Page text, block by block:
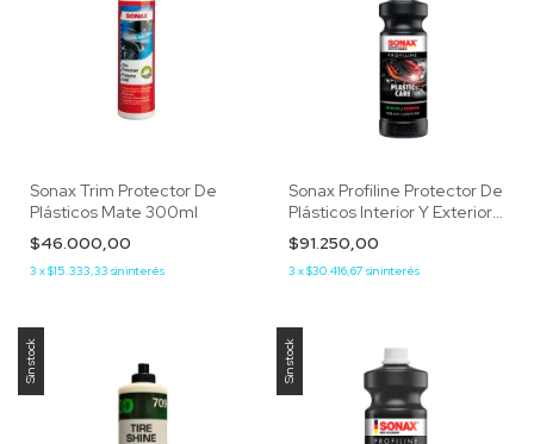
Sonax Trim Protector De
Plásticos Mate 300ml
$46.000,00
3 x$15.333,33 sin interés
Sonax Profiline Protector De
Plásticos Interior Y Exterior 1
Lt
$91.250,00
3 x$30.416,67 sin interés
Sin stock Sin stock